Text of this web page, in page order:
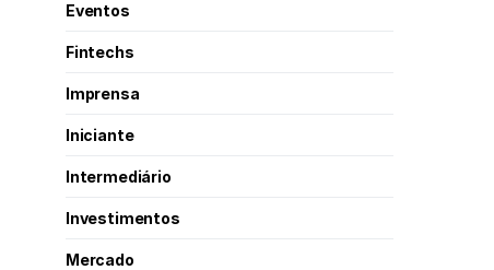
Eventos
Fintechs
Imprensa
Iniciante
Intermediário
Investimentos
Mercado